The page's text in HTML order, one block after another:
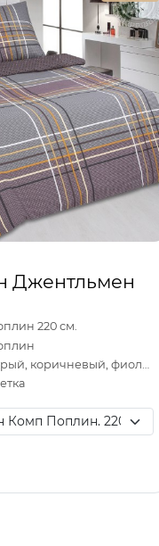
Джентльмен
220 см.